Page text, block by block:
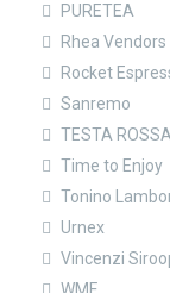
PURETEA
Rhea Vendors
Rocket
Sanremo
TESTA
Time to Enjoy
Tonino
Urnex
Vincenzi